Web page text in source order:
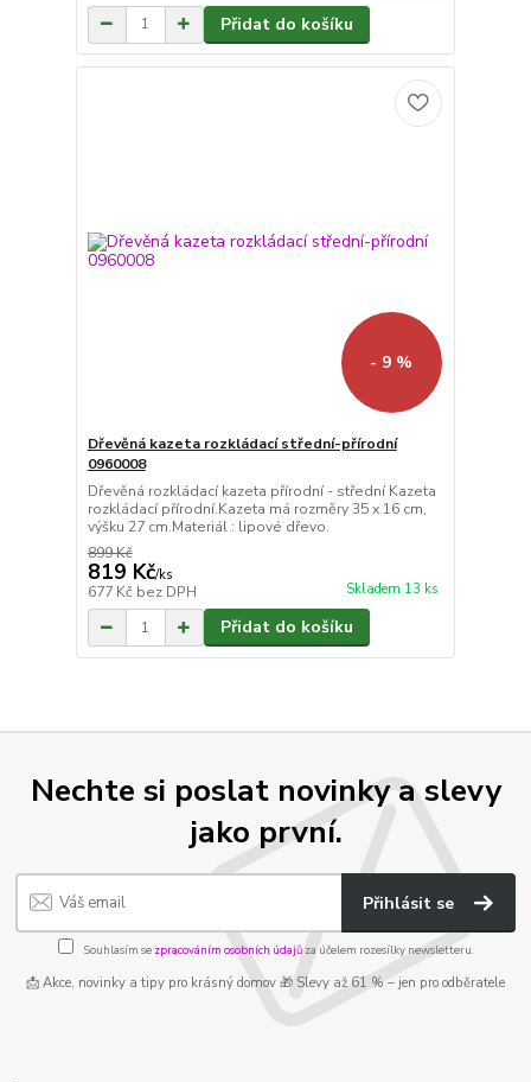
Přidat do košíku
- 9 %
Dřevěná kazeta rozkládací střední-přírodní
0960008
Dřevěná rozkládací kazeta přírodní - střední Kazeta
rozkládací přírodní.Kazeta má rozměry 35 x 16 cm,
výšku 27 cm.Materiál : lipové dřevo.
899 Kč
819 Kč/ks
677 Kč bez DPH Skladem 13 ks
Přidat do košíku
Nechte si poslat novinky a slevy
jako první.
Přihlásit se
Souhlasím se zpracováním osobních údajůza účelem rozesílky newsletteru.
📩 Akce, novinky a tipy pro krásný domov 🎁 Slevy až 61 % – jen pro odběratele